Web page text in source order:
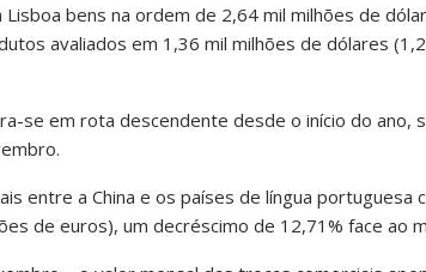
bens na ordem de 2,64 mil milhões de
avaliados em 1,36 mil milhões de dólares
se em rota descendente desde o início do ano,
entre a China e os países de língua portuguesa
de euros), um decréscimo de 12,71% face ao